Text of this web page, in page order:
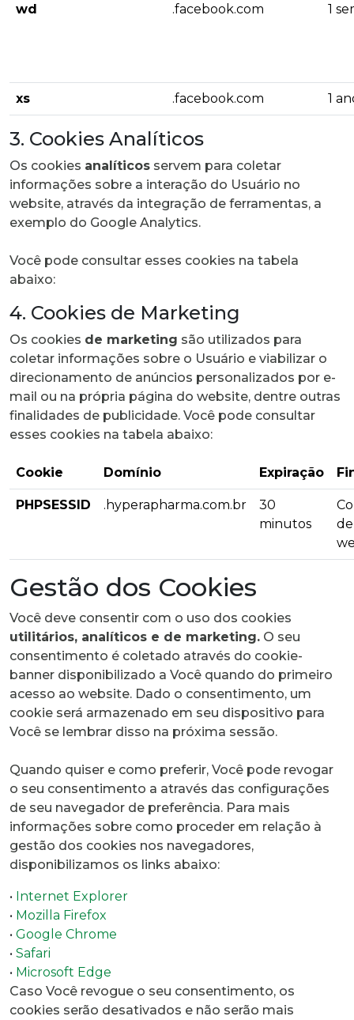
wd .facebook.com 1
xs .facebook.com 1
3. Cookies Analíticos
Os cookies analíticos servem para coletar
informações sobre a interação do Usuário no
website, através da integração de ferramentas, a
exemplo do Google Analytics.
Você pode consultar esses cookies na tabela
abaixo:
4. Cookies de Marketing
Os cookies de marketing são utilizados para
coletar informações sobre o Usuário e viabilizar o
direcionamento de anúncios personalizados por e-
mail ou na própria página do website, dentre outras
finalidades de publicidade. Você pode consultar
esses cookies na tabela abaixo:
Cookie Domínio Expiração
PHPSESSID .hyperapharma.com.br
30
minutos
Gestão dos Cookies
Você deve consentir com o uso dos cookies
utilitários, analíticos e de marketing. O seu
consentimento é coletado através do cookie-
banner disponibilizado a Você quando do primeiro
acesso ao website. Dado o consentimento, um
cookie será armazenado em seu dispositivo para
Você se lembrar disso na próxima sessão.
Quando quiser e como preferir, Você pode revogar
o seu consentimento a através das configurações
de seu navegador de preferência. Para mais
informações sobre como proceder em relação à
gestão dos cookies nos navegadores,
disponibilizamos os links abaixo:
• Internet Explorer
• Mozilla Firefox
• Google Chrome
• Safari
• Microsoft Edge
Caso Você revogue o seu consentimento, os
cookies serão desativados e não serão mais